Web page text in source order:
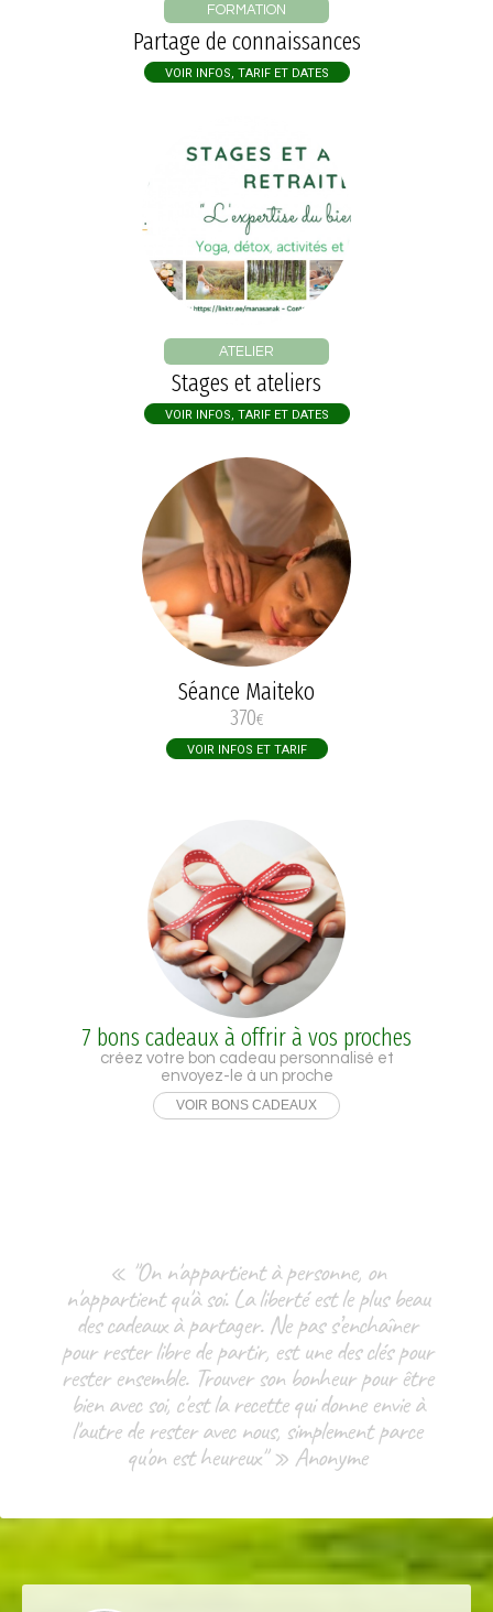
FORMATION
Partage de connaissances
VOIR INFOS, TARIF ET DATES
ATELIER
Stages et ateliers
VOIR INFOS, TARIF ET DATES
Séance Maiteko
370€
VOIR INFOS ET TARIF
7 bons cadeaux à offrir à vos proches
créez votre bon cadeau personnalisé et
envoyez-le à un proche
VOIR BONS CADEAUX
« "On n'appartient à personne, on
n'appartient qu'à soi. La liberté est le plus beau
des cadeaux à partager. Ne pas s’enchaîner
pour rester libre de partir, est une des clés pour
rester ensemble. Trouver son bonheur pour être
bien avec soi, c'est la recette qui donne envie à
l'autre de rester avec nous, simplement parce
qu'on est heureux" » Anonyme